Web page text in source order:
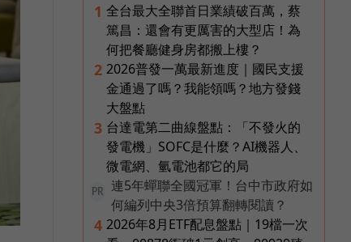
1 全台最大全聯首日業績破百萬，蔡
篤昌：還會有更厲害的大型店！為
何把餐廳健身房都搬上樓？
2 2026普發一萬最新進度｜國民支援
金通過了嗎？我能領嗎？地方發錢
大盤點
3 台達電第二曲線盤點：「不發火的
發電機」SOFC是什麼？AI機器人、
微電網、氫電池都它的局
PR
連5年蟬聯全國冠軍！台中市政府如
何編列中央3倍預算翻轉閱讀？
4 2026年8月ETF配息盤點｜19檔一次